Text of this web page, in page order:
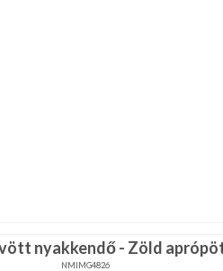
nyakkendő - Zöld
NMIMG4826